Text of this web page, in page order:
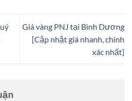
Giá vàng PNJ tại Bình Dương
[Cập nhật giá nhanh, chính
xác nhất]